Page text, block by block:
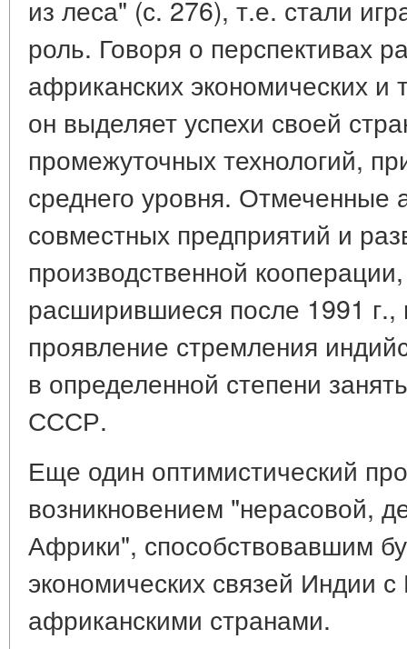
из леса" (с. 276), т.е. стали
роль. Говоря о перспективах
африканских экономических и
он выделяет успехи своей
промежуточных технологий,
среднего уровня. Отмеченные
совместных предприятий и
производственной
расширившиеся после 1991 г.,
проявление стремления
в определенной степени
СССР.
Еще один оптимистический
возникновением "нерасовой,
Африки", способствовавшим
экономических связей Индии
африканскими странами.